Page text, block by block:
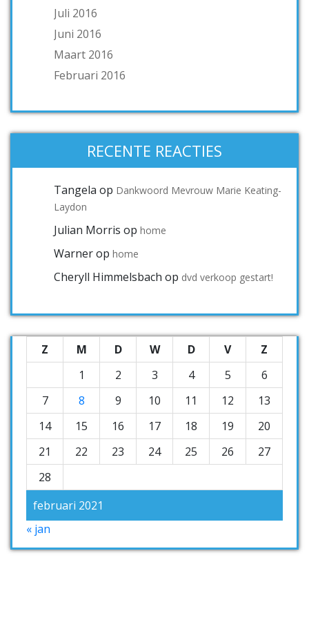
Juli 2016
Juni 2016
Maart 2016
Februari 2016
RECENTE REACTIES
Tangela op Dankwoord Mevrouw Marie Keating-
Laydon
Julian Morris op home
Warnerop home
Cheryll Himmelsbach op dvd verkoop gestart!
februari 2021
Z M D W D V
Z
1
2 3 4 5
6
7
8 9 10 11 12
13
14
15 16 17 18 19
20
21
22 23 24 25 26
27
28
« jan